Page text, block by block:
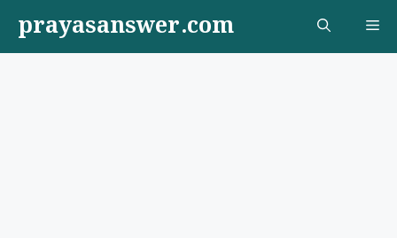
content
prayasanswer.com